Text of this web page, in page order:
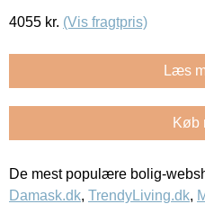
4055 kr. (Vis fragtpris)
Læs
Køb
De mest populære bolig-
Damask.dk, TrendyLiving.dk,